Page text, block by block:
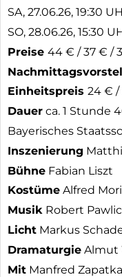
SA, 27.06.26, 19:30
SO, 28.06.26, 15:30
Preise 44 € / 37 € /
Einheitspreis 24 € /
Dauerca. 1 Stunde
Bayerisches
Inszenierung
BühneFabian Liszt
KostümeAlfred
MusikRobert
LichtMarkus
DramaturgieAlmut
MitManfred